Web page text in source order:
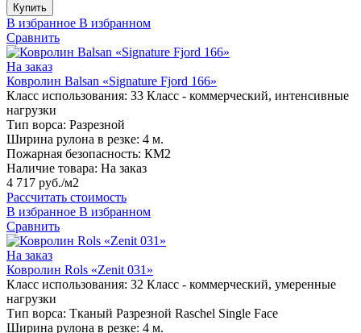
Купить
В избранное В избранном
Сравнить
На заказ
Ковролин Balsan «Signature Fjord 166»
Класс использования: 33 Класс - коммерческий, интенсивные
нагрузки
Тип ворса: Разрезной
Ширина рулона в резке: 4 м.
Пожарная безопасность: КМ2
Наличие товара: На заказ
4 717 руб./м2
Рассчитать стоимость
В избранное В избранном
Сравнить
На заказ
Ковролин Rols «Zenit 031»
Класс использования: 32 Класс - коммерческий, умеренные
нагрузки
Тип ворса: Тканый Разрезной Raschel Single Face
Ширина рулона в резке: 4 м.